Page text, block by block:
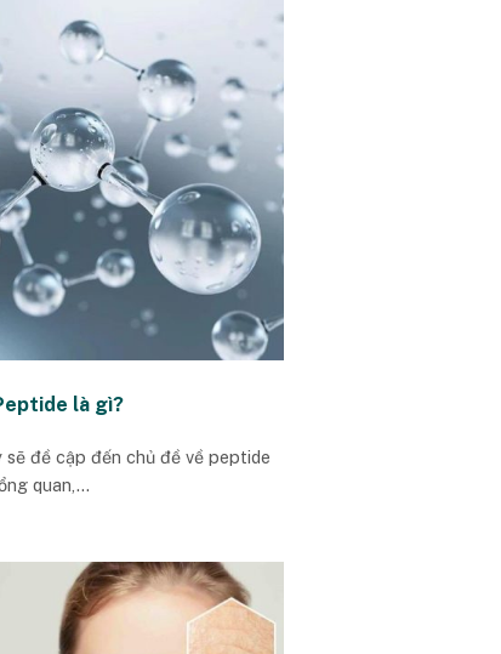
là gì?
sẽ đề cập đến chủ đề về peptide
quan,...